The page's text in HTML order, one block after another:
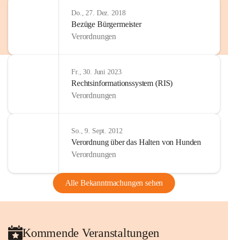
Do., 27. Dez. 2018
Bezüge Bürgermeister
Verordnungen
Fr., 30. Juni 2023
Rechtsinformationssystem (RIS)
Verordnungen
So., 9. Sept. 2012
Verordnung über das Halten von Hunden
Verordnungen
Alle Bekanntmachungen sehen
Kommende Veranstaltungen